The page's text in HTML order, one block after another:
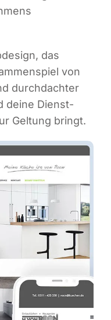
das
von
durch­dach­ter
dei­ne Dienst­
Gel­tung bringt.